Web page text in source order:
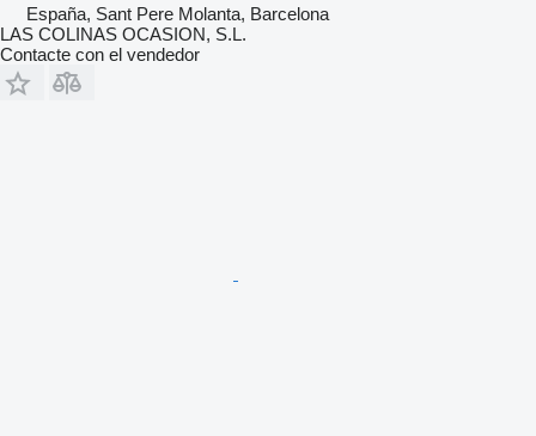
España, Sant Pere Molanta, Barcelona
LAS COLINAS OCASION, S.L.
Contacte con el vendedor